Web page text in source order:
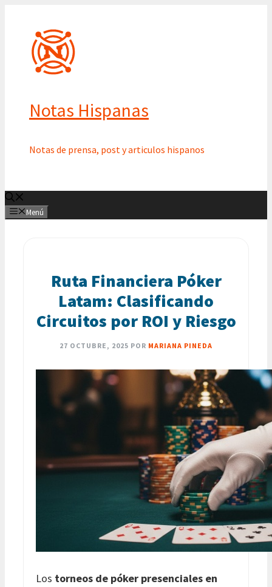
contenido
Notas Hispanas
Notas de prensa, post y articulos hispanos
Menú
Ruta Financiera Póker
Latam: Clasificando
Circuitos por ROI y Riesgo
27 OCTUBRE, 2025 POR MARIANA PINEDA
Los torneos de póker presenciales en